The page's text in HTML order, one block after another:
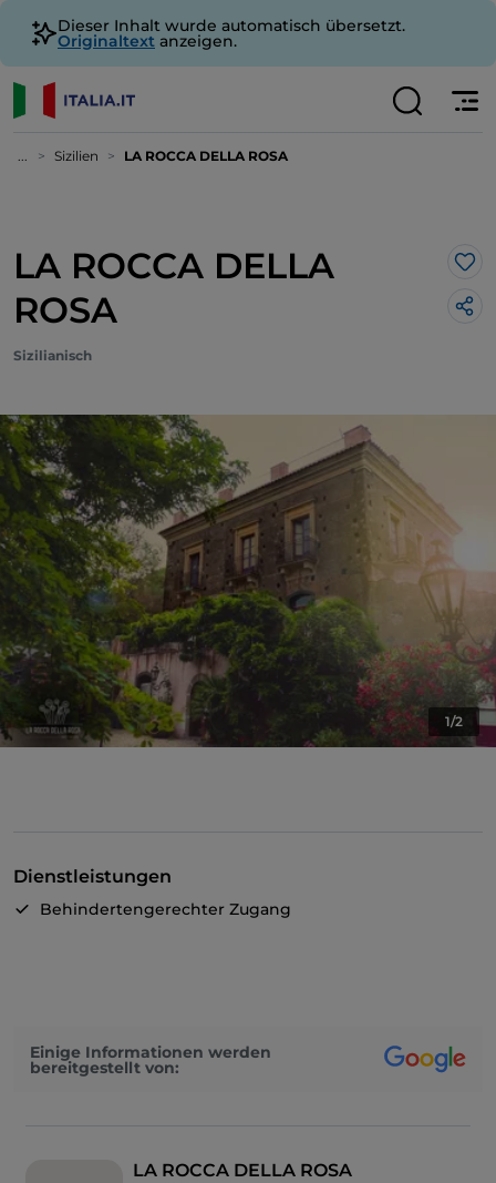
Dieser Inhalt wurde automatisch übersetzt.
Originaltext anzeigen.
... Sizilien LA ROCCA DELLA ROSA
LA ROCCA DELLA
ROSA
Sizilianisch
1/2
Dienstleistungen
Behindertengerechter Zugang
Einige Informationen werden
bereitgestellt von:
LA ROCCA DELLA ROSA